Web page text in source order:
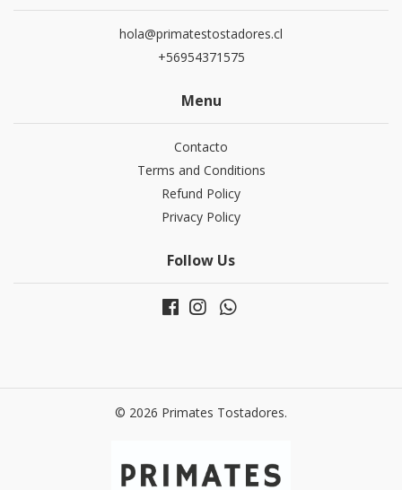
hola@primatestostadores.cl
+56954371575
Menu
Contacto
Terms and Conditions
Refund Policy
Privacy Policy
Follow Us
© 2026 Primates Tostadores.